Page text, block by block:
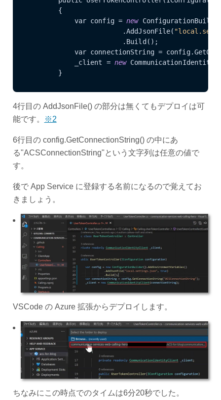
        {
            var config =
new
                        .
AddJsonFile(
                        .
Build() ;
            var connectionString = config.
            _client =
new
        }
4行目の AddJsonFile() の部分は無くてもデプロイは可
能です。
※2
6行目の config.GetConnectionString() の中にあ
る"ACSConnectionString"という文字列は任意の値で
す。
後で App Service に登録する名前になるので覚えてお
きましょう。
VSCode の Azure 拡張からデプロイします。
ちなみにこの時点でのタイムは6分20秒でした。